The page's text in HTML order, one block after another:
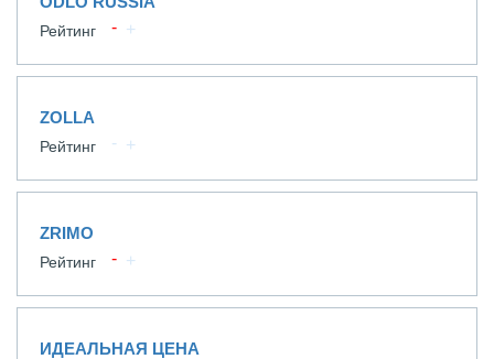
Рейтинг
ZOLLA
Рейтинг
ZRIMO
Рейтинг
ИДЕАЛЬНАЯ ЦЕНА